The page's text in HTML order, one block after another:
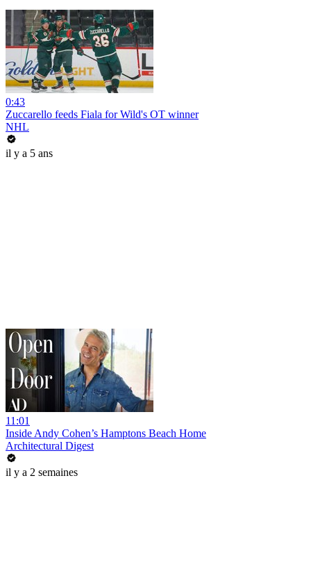
0:43
Zuccarello feeds Fiala for Wild's OT winner
NHL
il y a 5 ans
11:01
Inside Andy Cohen’s Hamptons Beach Home
Architectural Digest
il y a 2 semaines